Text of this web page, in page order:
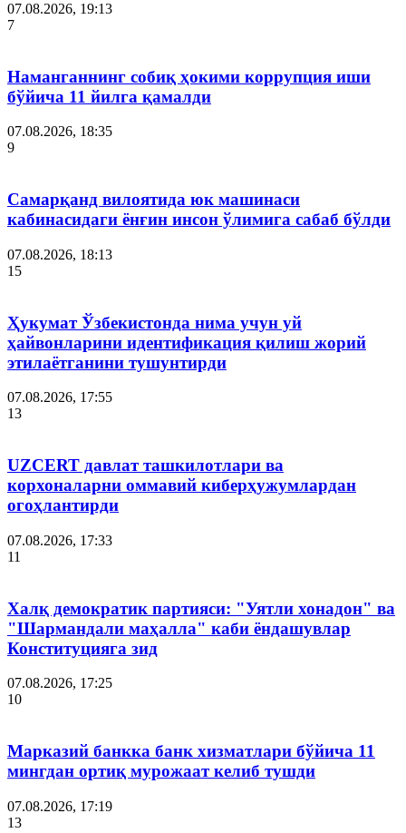
07.08.2026, 19:13
7
Наманганнинг собиқ ҳокими коррупция иши
бўйича 11 йилга қамалди
07.08.2026, 18:35
9
Самарқанд вилоятида юк машинаси
кабинасидаги ёнғин инсон ўлимига сабаб бўлди
07.08.2026, 18:13
15
Ҳукумат Ўзбекистонда нима учун уй
ҳайвонларини идентификация қилиш жорий
этилаётганини тушунтирди
07.08.2026, 17:55
13
UZCERT давлат ташкилотлари ва
корхоналарни оммавий киберҳужумлардан
огоҳлантирди
07.08.2026, 17:33
11
Халқ демократик партияси: "Уятли хонадон" ва
"Шармандали маҳалла" каби ёндашувлар
Конституцияга зид
07.08.2026, 17:25
10
Марказий банкка банк хизматлари бўйича 11
мингдан ортиқ мурожаат келиб тушди
07.08.2026, 17:19
13